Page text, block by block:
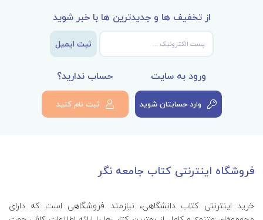
از تخفیف ها و جدیدترین ها با خبر شوید
ثبت ایمیل
ورود به سایت
وارد حسابتان شوید
حساب ندارید؟
ثبت نام کنید
فروشگاه اینترنتی کتاب جامعه نگر
خرید اینترنتی کتاب‌ دانشگاهی، نیازمند فروشگاهی است که دارای